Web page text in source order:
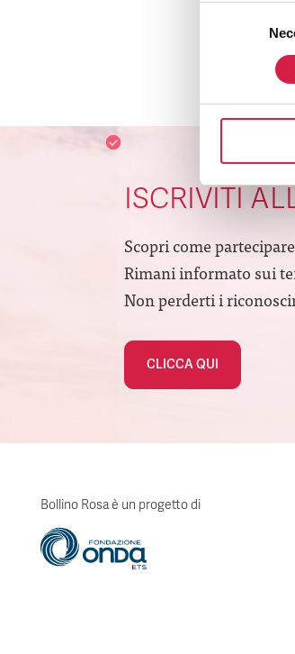
ISCRIVITI
Scopri come
Rimani informato sui
Non perderti i
CLICCA QUI
Bollino Rosa è un progetto di